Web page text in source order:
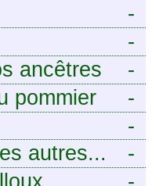
-
-
-
ancêtres
-
pommier
-
-
autres...
-